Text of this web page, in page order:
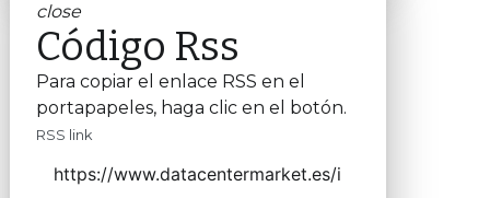
close
Código Rss
Para copiar el enlace RSS en el
portapapeles, haga clic en el botón.
RSS link